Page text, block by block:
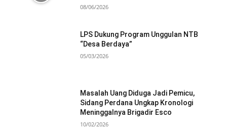
08/06/2026
LPS Dukung Program Unggulan NTB
“Desa Berdaya”
05/03/2026
Masalah Uang Diduga Jadi Pemicu,
Sidang Perdana Ungkap Kronologi
Meninggalnya Brigadir Esco
10/02/2026